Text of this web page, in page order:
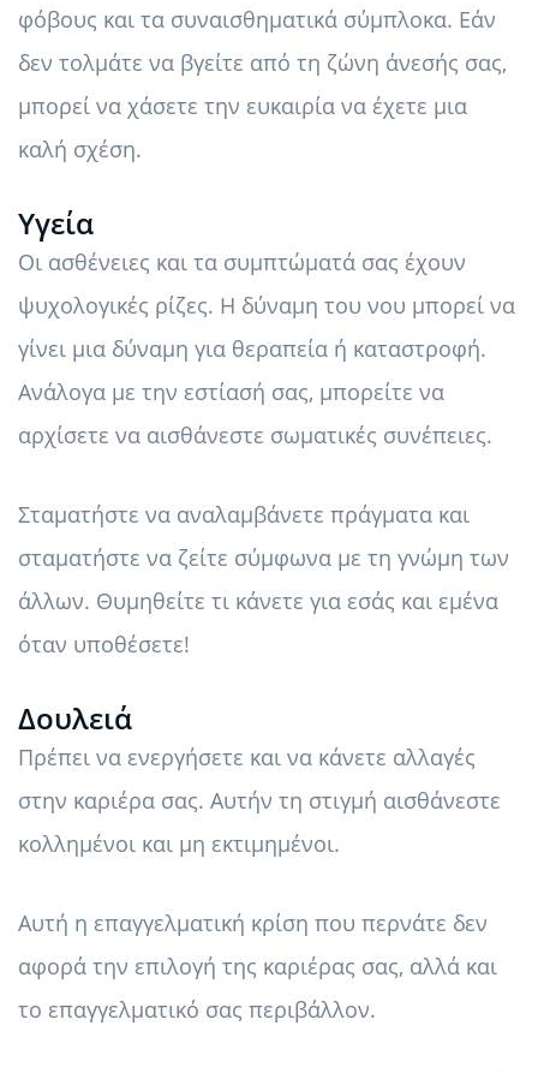
φόβους και τα συναισθηματικά σύμπλοκα. Εάν
δεν τολμάτε να βγείτε από τη ζώνη άνεσής σας,
μπορεί να χάσετε την ευκαιρία να έχετε μια
καλή σχέση.
Υγεία
Οι ασθένειες και τα συμπτώματά σας έχουν
ψυχολογικές ρίζες. Η δύναμη του νου μπορεί να
γίνει μια δύναμη για θεραπεία ή καταστροφή.
Ανάλογα με την εστίασή σας, μπορείτε να
αρχίσετε να αισθάνεστε σωματικές συνέπειες.
Σταματήστε να αναλαμβάνετε πράγματα και
σταματήστε να ζείτε σύμφωνα με τη γνώμη των
άλλων. Θυμηθείτε τι κάνετε για εσάς και εμένα
όταν υποθέσετε!
Δουλειά
Πρέπει να ενεργήσετε και να κάνετε αλλαγές
στην καριέρα σας. Αυτήν τη στιγμή αισθάνεστε
κολλημένοι και μη εκτιμημένοι.
Αυτή η επαγγελματική κρίση που περνάτε δεν
αφορά την επιλογή της καριέρας σας, αλλά και
το επαγγελματικό σας περιβάλλον.